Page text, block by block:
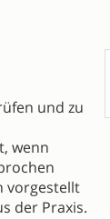
und zu
wenn
vorgestellt
der Praxis.